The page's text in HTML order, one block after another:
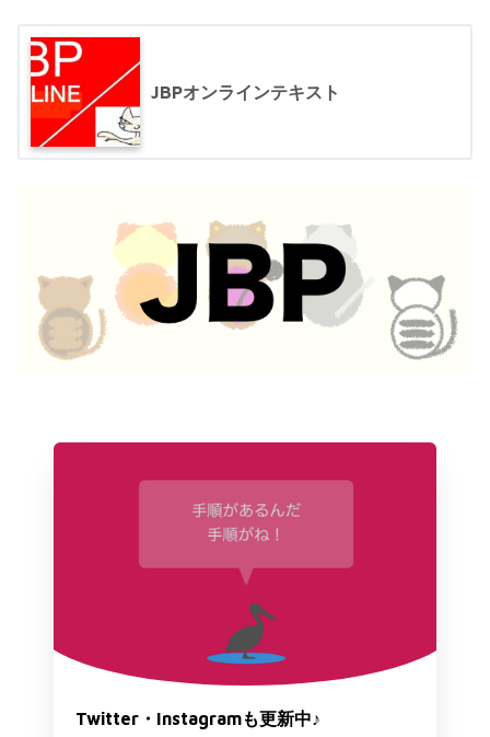
JBPオンラインテキスト
Twitter・Instagramも更新中♪